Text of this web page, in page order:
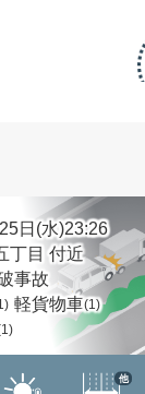
日(水)23:26
丁目 付近
事故
軽貨物車(1)
他